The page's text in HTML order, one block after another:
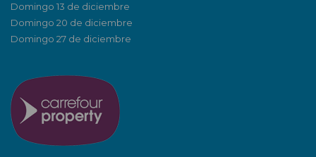
Domingo 13 de diciembre
Domingo 20 de diciembre
Domingo 27 de diciembre